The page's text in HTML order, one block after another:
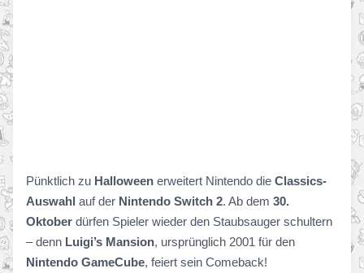
Pünktlich zu Halloween erweitert Nintendo die Classics-
Auswahl auf der Nintendo Switch 2. Ab dem 30.
Oktober dürfen Spieler wieder den Staubsauger schultern
– denn Luigi’s Mansion, ursprünglich 2001 für den
Nintendo GameCube, feiert sein Comeback!